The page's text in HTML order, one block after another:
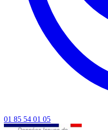
01 85 54 01 05